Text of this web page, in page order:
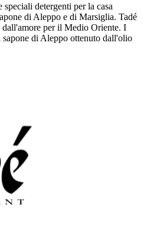
speciali detergenti per la casa
di Aleppo e di Marsiglia. Tadé
dall'amore per il Medio Oriente. I
di Aleppo ottenuto dall'olio